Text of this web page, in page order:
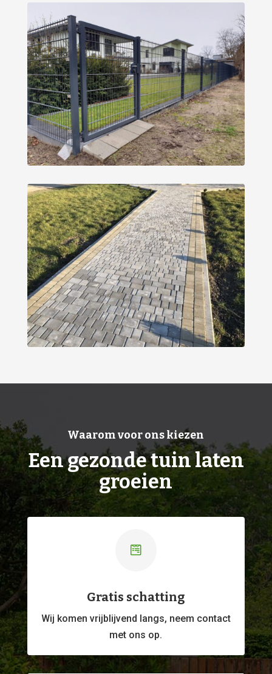
Waarom voor ons kiezen
Een gezonde tuin laten
groeien

Gratis schatting
Wij komen vrijblijvend langs, neem contact
met ons op.